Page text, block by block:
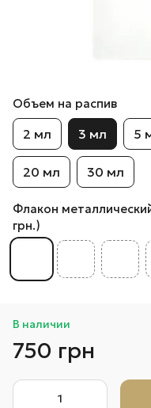
Объем на распив
2 мл 3 мл 5
20 мл 30 мл
Флакон
грн.)
В наличии
750 грн